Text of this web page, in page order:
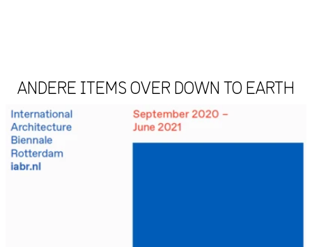
ANDERE ITEMS OVER DOWN TO EARTH